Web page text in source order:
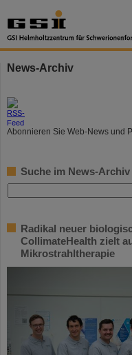
News-Archiv
Abonnieren Sie Web-News und
Suche im News-Archiv
Radikal neuer
CollimateHealth zielt
Mikrostrahltherapie